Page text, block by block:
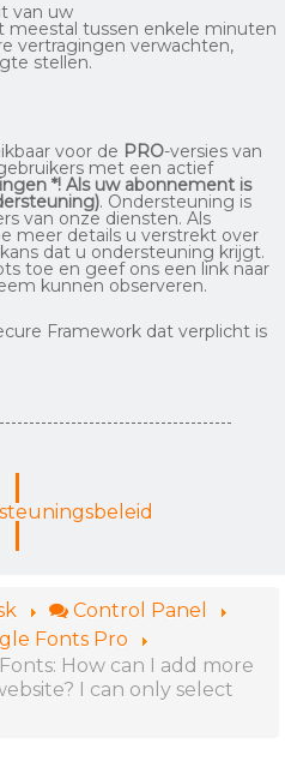
van uw
meestal tussen enkele minuten
vertragingen verwachten,
stellen.
voor de PRO-versies van
met een actief
*! Als uw abonnement is
. Ondersteuning is
van onze diensten. Als
meer details u verstrekt over
dat u ondersteuning krijgt.
toe en geef ons een link naar
kunnen observeren.
Framework dat verplicht is
Control Panel
Fonts Pro
How can I add more
I can only select